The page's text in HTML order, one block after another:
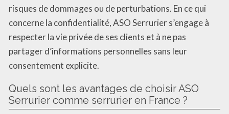
risques de dommages ou de perturbations. En ce qui
concerne la confidentialité, ASO Serrurier s’engage à
respecter la vie privée de ses clients et à ne pas
partager d’informations personnelles sans leur
consentement explicite.
Quels sont les avantages de choisir ASO
Serrurier comme serrurier en France ?